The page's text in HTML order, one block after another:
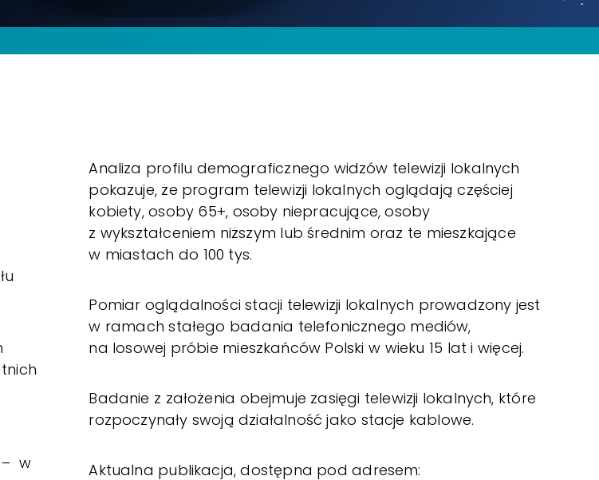
– w
Analiza profilu demograficznego widzów telewizji lokalnych
pokazuje, że program telewizji lokalnych oglądają częściej
kobiety, osoby 65+, osoby niepracujące, osoby
z wykształceniem niższym lub średnim oraz te mieszkające
w miastach do 100 tys.
Pomiar oglądalności stacji telewizji lokalnych prowadzony jest
w ramach stałego badania telefonicznego mediów,
na losowej próbie mieszkańców Polski w wieku 15 lat i więcej.
Badanie z założenia obejmuje zasięgi telewizji lokalnych, które
rozpoczynały swoją działalność jako stacje kablowe.
Aktualna publikacja, dostępna pod adresem: